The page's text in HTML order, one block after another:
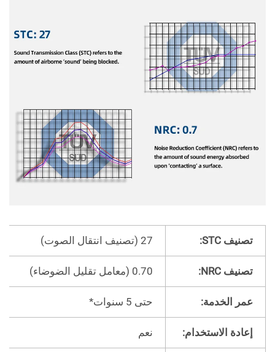
تصنيف STC:
تصنيف NRC: 0.70 (معامل تقليل الضوضاء)
عمر الخدمة: حتى 5 سنوات*
إعادة الاستخدام: